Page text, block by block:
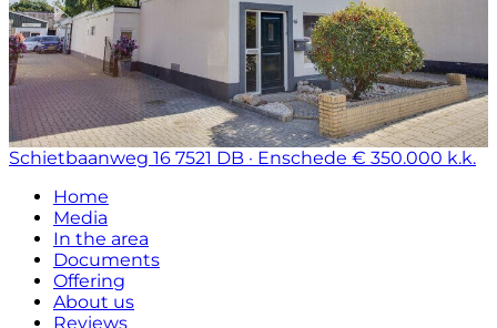
Schietbaanweg 16 7521 DB · Enschede € 350.000 k.k.
Home
Media
In the area
Documents
Offering
About us
Reviews